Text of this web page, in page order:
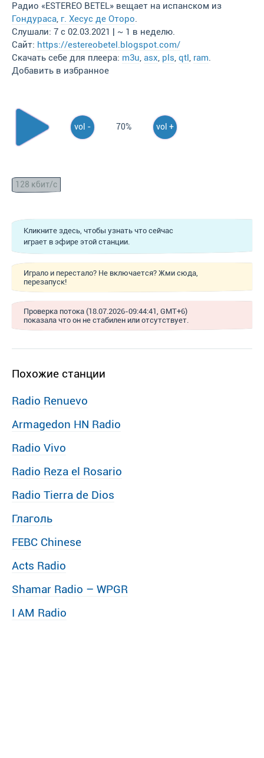
Радио «ESTEREO BETEL» вещает на испанском из
Гондураса, г. Хесус де Оторо.
Слушали: 7 с 02.03.2021 | ~ 1 в неделю.
Сайт: https://estereobetel.blogspot.com/
Скачать себе для плеера: m3u, asx, pls, qtl, ram.
Добавить в избранное
vol - 70% vol +
128 кбит/с
Кликните здесь, чтобы узнать что сейчас
играет в эфире этой станции.
Играло и перестало? Не включается? Жми сюда,
перезапуск!
Проверка потока (18.07.2026-09:44:41, GMT+6)
показала что он не стабилен или отсутствует.
Похожие станции
Radio Renuevo
Armagedon HN Radio
Radio Vivo
Radio Reza el Rosario
Radio Tierra de Dios
Глаголь
FEBC Chinese
Acts Radio
Shamar Radio – WPGR
I AM Radio